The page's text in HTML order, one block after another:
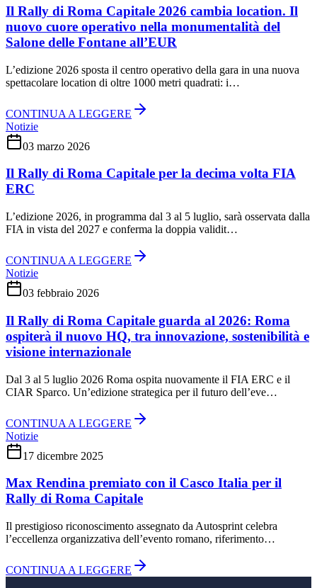
Il Rally di Roma Capitale 2026 cambia location. Il
nuovo cuore operativo nella monumentalità del
Salone delle Fontane all’EUR
L’edizione 2026 sposta il centro operativo della gara in una nuova
spettacolare location di oltre 1000 metri quadrati: i…
CONTINUA A LEGGERE
Notizie
03 marzo 2026
Il Rally di Roma Capitale per la decima volta FIA
ERC
L’edizione 2026, in programma dal 3 al 5 luglio, sarà osservata dalla
FIA in vista del 2027 e conferma la doppia validit…
CONTINUA A LEGGERE
Notizie
03 febbraio 2026
Il Rally di Roma Capitale guarda al 2026: Roma
ospiterà il nuovo HQ, tra innovazione, sostenibilità e
visione internazionale
Dal 3 al 5 luglio 2026 Roma ospita nuovamente il FIA ERC e il
CIAR Sparco. Un’edizione strategica per il futuro dell’eve…
CONTINUA A LEGGERE
Notizie
17 dicembre 2025
Max Rendina premiato con il Casco Italia per il
Rally di Roma Capitale
Il prestigioso riconoscimento assegnato da Autosprint celebra
l’eccellenza organizzativa dell’evento romano, riferimento…
CONTINUA A LEGGERE